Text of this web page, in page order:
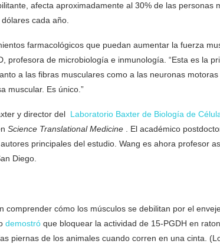
afecta aproximadamente al 30% de las personas
cada año.
farmacológicos que puedan aumentar la fuerza
profesora de microbiología e inmunología. “Esta es la
a las fibras musculares como a las neuronas
muscular. Es único.”
y director del Laboratorio Baxter de Biología de
Science Translational Medicine . El académico
principales del estudio. Wang es ahora profesor
Diego.
comprender cómo los músculos se debilitan por el
demostró que bloquear la actividad de 15-PGDH en
piernas de los animales cuando corren en una cinta.